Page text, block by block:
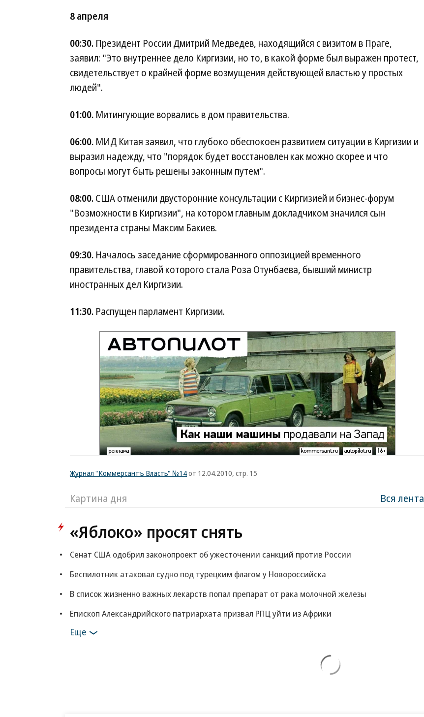
8 апреля
00:30. Президент России Дмитрий Медведев, находящийся с визитом в Праге,
заявил: "Это внутреннее дело Киргизии, но то, в какой форме был выражен протест,
свидетельствует о крайней форме возмущения действующей властью у простых
людей".
01:00. Митингующие ворвались в дом правительства.
06:00. МИД Китая заявил, что глубоко обеспокоен развитием ситуации в Киргизии и
выразил надежду, что "порядок будет восстановлен как можно скорее и что
вопросы могут быть решены законным путем".
08:00.США отменили двусторонние консультации с Киргизией и бизнес-форум
"Возможности в Киргизии", на котором главным докладчиком значился сын
президента страны Максим Бакиев.
09:30. Началось заседание сформированного оппозицией временного
правительства, главой которого стала Роза Отунбаева, бывший министр
иностранных дел Киргизии.
11:30. Распущен парламент Киргизии.
Журнал "Коммерсантъ Власть" №14от 12.04.2010, стр. 15
Картина дня Вся лента
«Яблоко» просят снять
Сенат США одобрил законопроект об ужесточении санкций против России
Беспилотник атаковал судно под турецким флагом у Новороссийска
В список жизненно важных лекарств попал препарат от рака молочной железы
Епископ Александрийского патриархата призвал РПЦ уйти из Африки
Еще